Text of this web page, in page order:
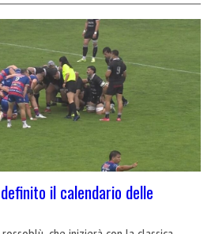
il calendario delle